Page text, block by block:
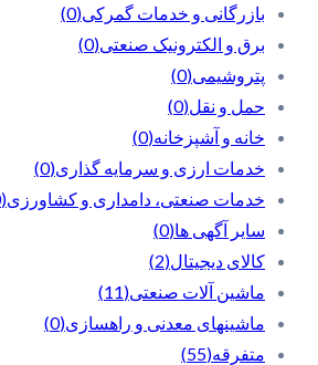
بازرگانی و خدمات گمرکی(0)
برق و الکترونیک صنعتی(0)
پتروشیمی(0)
حمل و نقل(0)
خانه و آشپزخانه(0)
خدمات ارزی و سرمایه گذاری(0)
خدمات صنعتی، دامداری و کشاورزی(0)
سایر آگهی ها(0)
کالای دیجیتال(2)
ماشین آلات صنعتی(11)
ماشینهای معدنی و راهسازی(0)
متفرقه(55)